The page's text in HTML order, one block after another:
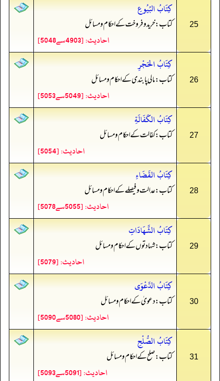
25
كِتَابُ البُيُوعِ
کتاب: خرید و فروخت کے احکام و مسائل
احادیث: [4903سے5048]
26
كِتَابُ الحَجْرِ
کتاب: مالی پابندی کے احکام و مسائل
احادیث: [5049سے5053]
27
كِتَابُ الكَفَالَةِ
کتاب: کفالت کے احکام و مسائل
احادیث: [5054]
28
كِتَابُ القَضَاءِ
کتاب: عدالت و فیصلے کے احکام و مسائل
احادیث: [5055سے5078]
29
كِتَابُ الشَّهَادَاتِ
کتاب: شہادتوں کے احکام و مسائل
احادیث: [5079]
30
كِتَابُ الدَّعْوَى
کتاب: دعویٰ کے احکام و مسائل
احادیث: [5080سے5090]
31
كِتَابُ الصُّلْحِ
کتاب: صلح کے احکام و مسائل
احادیث: [5091سے5093]